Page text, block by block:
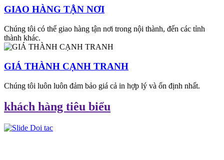
GIAO HÀNG TẬN NƠI
Chúng tôi có thể giao hàng tận nơi trong nội thành, đến các tỉnh
thành khác.
GIÁ THÀNH CẠNH TRANH
Chúng tôi luôn luôn đảm bảo giá cả in hợp lý và ổn định nhất.
khách hàng tiêu biểu